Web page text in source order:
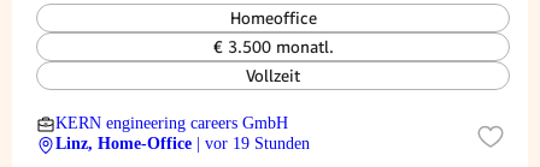
Homeoffice
€ 3.500 monatl.
Vollzeit
KERN engineering careers GmbH
Linz, Home-Office
| vor 19 Stunden